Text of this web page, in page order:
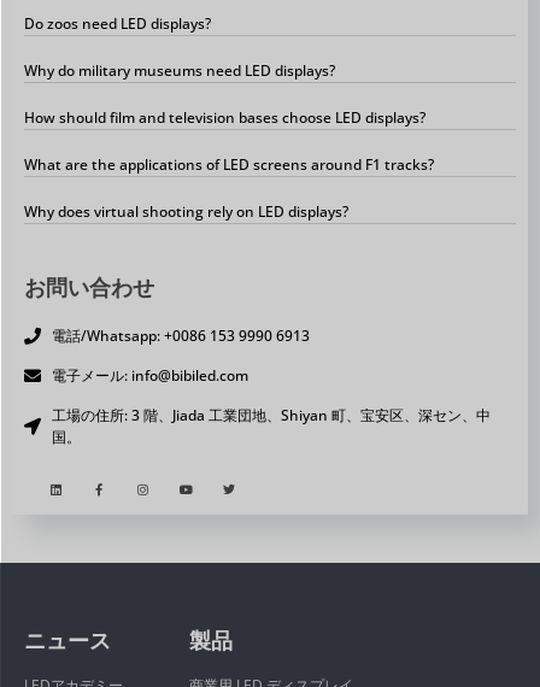
Do zoos need LED displays?
Why do military museums need LED displays?
How should film and television bases choose LED displays?
What are the applications of LED screens around F1 tracks?
Why does virtual shooting rely on LED displays?
お問い合わせ
電話/Whatsapp: +0086 153 9990 6913
電子メール: info@bibiled.com
工場の住所: 3 階、Jiada 工業団地、Shiyan 町、宝安区、深セン、中
国。
製品
ニュース